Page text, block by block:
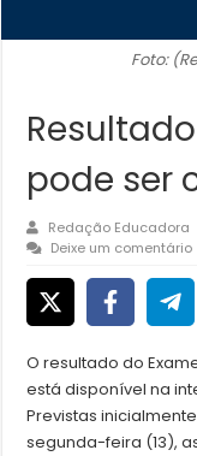
Foto:
pode ser
Redação Educadora
Deixe um comentário
O resultado do
está disponível na
Previstas
segunda-feira (13),